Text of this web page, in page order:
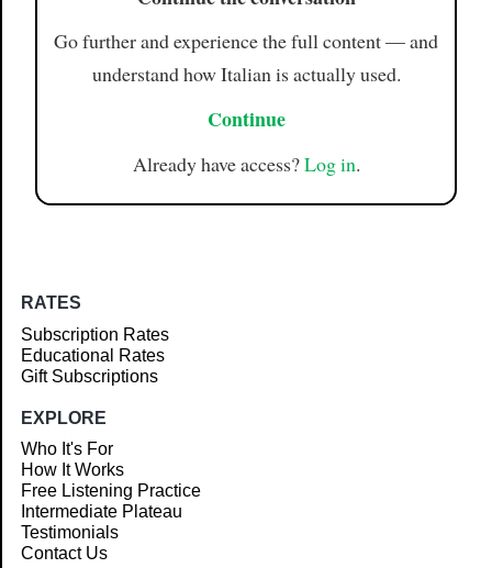
Go further and experience the full content — and
understand how Italian is actually used.
Continue
Already have access?Log in.
RATES
Subscription Rates
Educational Rates
Gift Subscriptions
EXPLORE
Who It's For
How It Works
Free Listening Practice
Intermediate Plateau
Testimonials
Contact Us